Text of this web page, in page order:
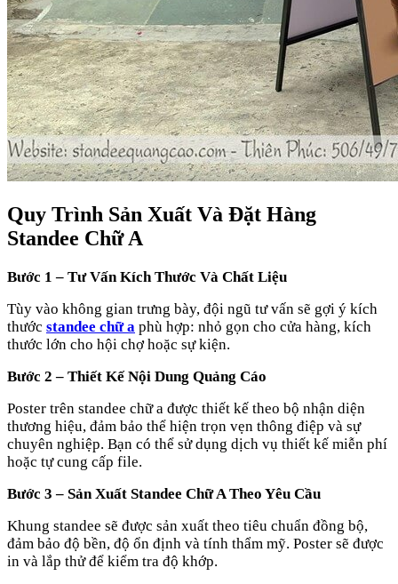
Quy Trình Sản Xuất Và Đặt Hàng
Standee Chữ A
Bước 1 – Tư Vấn Kích Thước Và Chất Liệu
Tùy vào không gian trưng bày, đội ngũ tư vấn sẽ gợi ý kích
thước standee chữ a phù hợp: nhỏ gọn cho cửa hàng, kích
thước lớn cho hội chợ hoặc sự kiện.
Bước 2 – Thiết Kế Nội Dung Quảng Cáo
Poster trên standee chữ a được thiết kế theo bộ nhận diện
thương hiệu, đảm bảo thể hiện trọn vẹn thông điệp và sự
chuyên nghiệp. Bạn có thể sử dụng dịch vụ thiết kế miễn phí
hoặc tự cung cấp file.
Bước 3 – Sản Xuất Standee Chữ A Theo Yêu Cầu
Khung standee sẽ được sản xuất theo tiêu chuẩn đồng bộ,
đảm bảo độ bền, độ ổn định và tính thẩm mỹ. Poster sẽ được
in và lắp thử để kiểm tra độ khớp.